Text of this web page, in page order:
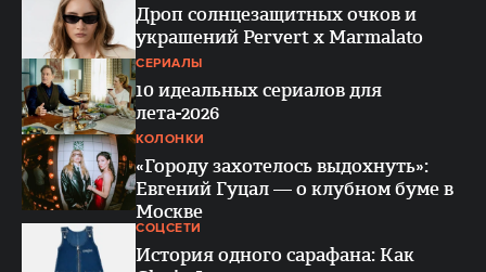
Дроп солнцезащитных очков и
украшений Pervert x Marmalato
СЕРИАЛЫ
10 идеальных сериалов для
лета-2026
КОЛОНКИ
«Городу захотелось выдохнуть»:
Евгений Гуцал — о клубном буме в
Москве
СОЦСЕТИ
История одного сарафана: Как